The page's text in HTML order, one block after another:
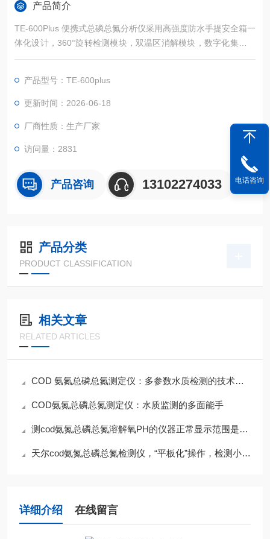
产品简介
TE-600Plus 便携式总磷总氮分析仪采用高强度防水手提安全箱一
体化设计，360°旋转检测模块，双温区消解模块，数字化集成系
统，彩色液晶触摸屏，光纤检测技术，进口光源，专业水质检测
系统性能稳定、测量准确、测定范围广、功能*、操作简单 , 满足
《HJT399—2007水质化学需氧量的测定快速消解分光光度法》
产品型号：TE-600plus
更新时间：2026-06-18
厂商性质：生产厂家
访问量：2831
产品咨询 13102274033
产品分类
PRODUCT CLASSIFICATION
相关文章
RELATED ARTICLES
COD 氨氮总磷总氮测定仪：多参数水质检测的技术核心
COD氨氮总磷总氮测定仪：水质监测的多面能手
测cod氨氮总磷总氮溶解氧PH的仪器正常显示范围是多少？
天尔cod氨氮总磷总氮检测仪，“平板化”操作，检测小白秒变专家
详细介绍 在线留言
电话咨询